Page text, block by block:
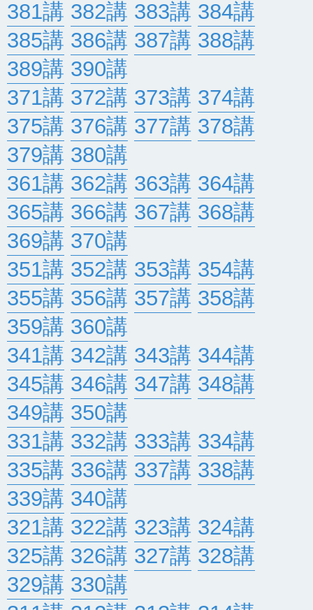
381講 382講 383講 384講
385講 386講 387講 388講
389講 390講
371講 372講 373講 374講
375講 376講 377講 378講
379講 380講
361講 362講 363講 364講
365講 366講 367講 368講
369講 370講
351講 352講 353講 354講
355講 356講 357講 358講
359講 360講
341講 342講 343講 344講
345講 346講 347講 348講
349講 350講
331講 332講 333講 334講
335講 336講 337講 338講
339講 340講
321講 322講 323講 324講
325講 326講 327講 328講
329講 330講